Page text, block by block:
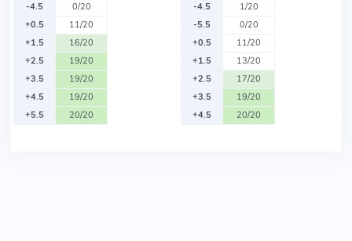
-4.5
0/20
+0.5
11/20
+1.5
16/20
+2.5
19/20
+3.5
19/20
+4.5
19/20
+5.5
20/20
-4.5
1/20
-5.5
0/20
+0.5
11/20
+1.5
13/20
+2.5
17/20
+3.5
19/20
+4.5
20/20